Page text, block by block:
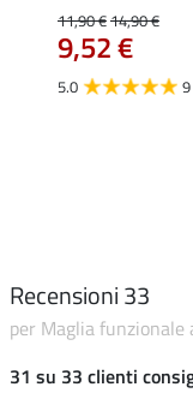
11,90 €14,90 €
9,52 €
5.0 9
Recensioni 33
per Maglia
31 su 33 clienti